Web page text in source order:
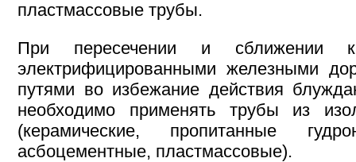
пластмассовые трубы.
При пересечении и сближении
электрифицированными железными
путями во избежание действия
необходимо применять трубы из
(керамические, пропитанные
асбоцементные, пластмассовые).